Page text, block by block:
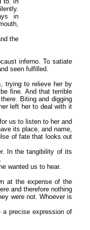
in
the
inferno. To satiate
seen fulfilled.
trying to relieve her by
fine. And that terrible
Biting and digging
left her to deal with it
us to listen to her and
its place, and name,
of fate that looks out
In the tangibility of its
wanted us to hear.
at the expense of the
and therefore nothing
were not. Whoever is
a precise expression of